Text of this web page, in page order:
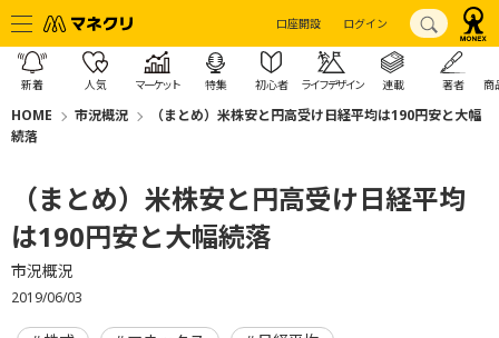
口座開設 ログイン
新着 人気 マーケット 特集 初心者 ライフデザイン 連載 著者 商
HOME 市況概況
（まとめ）米株安と円高受け日経平均は190円安と大幅
続落
（まとめ）米株安と円高受け日経平均
は190円安と大幅続落
市況概況
2019/06/03